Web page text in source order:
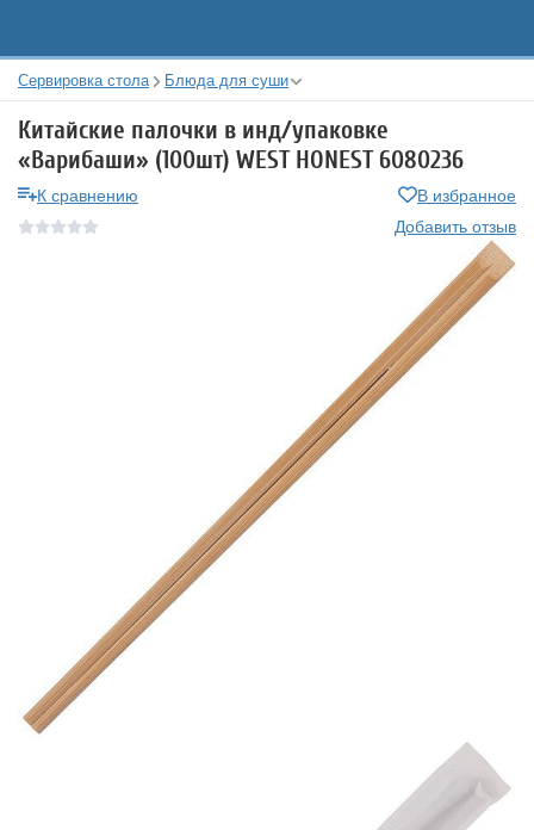
Сервировка стола Блюда для суши
Китайские палочки в инд/упаковке
«Варибаши» (100шт) WEST HONEST 6080236
К сравнению
В избранное
Добавить отзыв